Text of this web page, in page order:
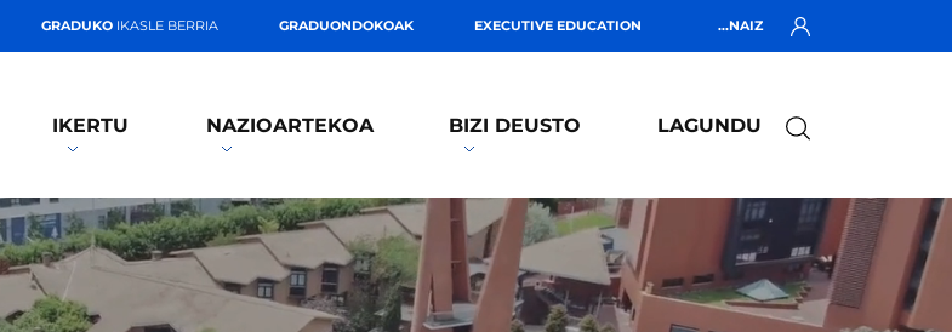
GRADUKO IKASLE BERRIA GRADUONDOKOAK EXECUTIVE EDUCATION ...NAIZ
IKERTU NAZIOARTEKOA BIZI DEUSTO LAGUNDU